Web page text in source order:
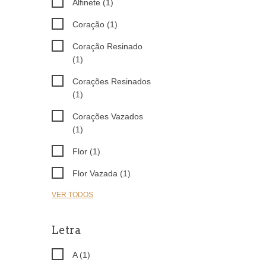
Alfinete (1)
Coração (1)
Coração Resinado
(1)
Corações Resinados
(1)
Corações Vazados
(1)
Flor (1)
Flor Vazada (1)
VER TODOS
Letra
A (1)